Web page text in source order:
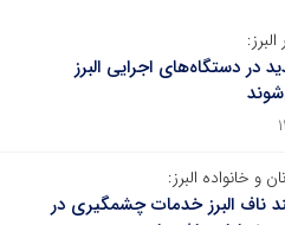
در دستگاه‌های اجرایی البرز
و خانواده البرز:
ناف البرز خدمات چشمگیری در